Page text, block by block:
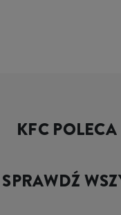
KFC POLECA
SPRAWDŹ